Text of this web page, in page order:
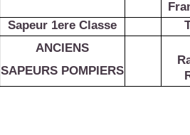
Sapeur 1ere Classe
ANCIENS
SAPEURS POMPIERS